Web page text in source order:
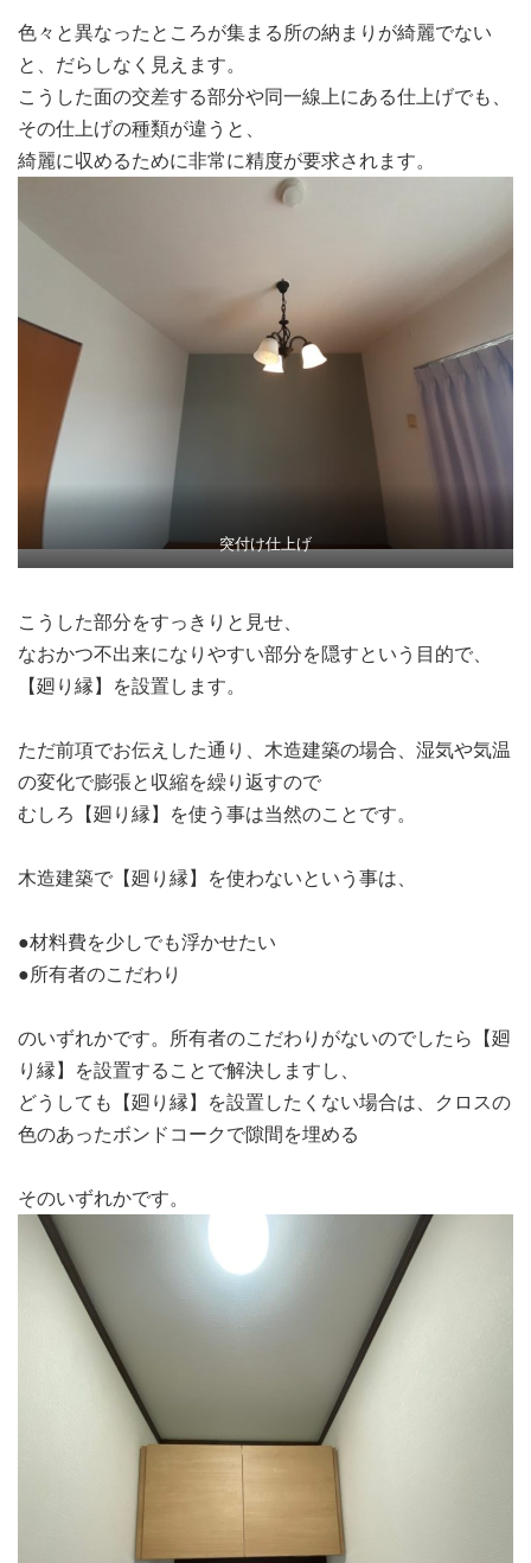
色々と異なったところが集まる所の納まりが綺麗でない
と、だらしなく見えます。
こうした面の交差する部分や同一線上にある仕上げでも、
その仕上げの種類が違うと、
綺麗に収めるために非常に精度が要求されます。
突付け仕上げ
こうした部分をすっきりと見せ、
なおかつ不出来になりやすい部分を隠すという目的で、
【廻り縁】を設置します。
ただ前項でお伝えした通り、木造建築の場合、湿気や気温
の変化で膨張と収縮を繰り返すので
むしろ【廻り縁】を使う事は当然のことです。
木造建築で【廻り縁】を使わないという事は、
●材料費を少しでも浮かせたい
●所有者のこだわり
のいずれかです。所有者のこだわりがないのでしたら【廻
り縁】を設置することで解決しますし、
どうしても【廻り縁】を設置したくない場合は、クロスの
色のあったボンドコークで隙間を埋める
そのいずれかです。